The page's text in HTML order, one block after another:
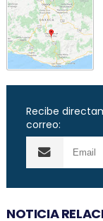
Recibe
correo:
NOTICIA